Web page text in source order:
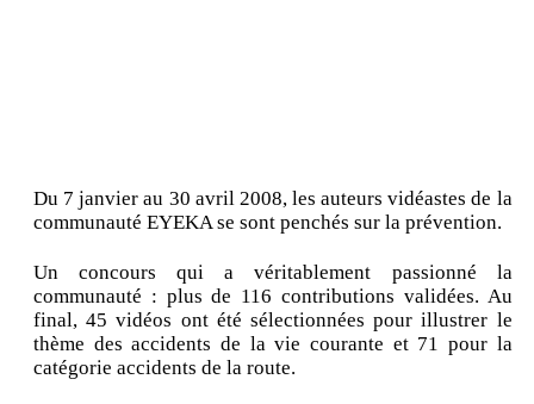
Du 7 janvier au 30 avril 2008, les auteurs vidéastes de la
communauté EYEKA se sont penchés sur la prévention.
Un concours qui a véritablement passionné la
communauté : plus de 116 contributions validées. Au
final, 45 vidéos ont été sélectionnées pour illustrer le
thème des accidents de la vie courante et 71 pour la
catégorie accidents de la route.